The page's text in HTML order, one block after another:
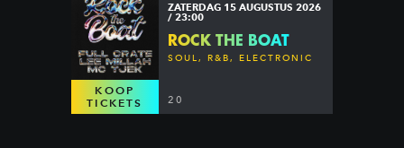
KOOP
TICKETS
ZATERDAG 15 AUGUSTUS 2026
/ 23:00
ROCK THE BOAT
SOUL, R&B, ELECTRONIC
20